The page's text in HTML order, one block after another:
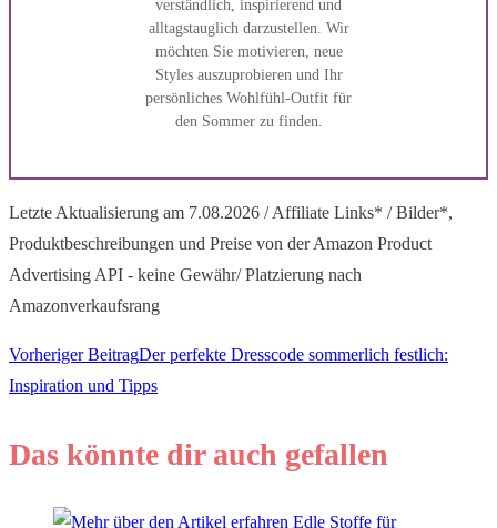
verständlich, inspirierend und
alltagstauglich darzustellen. Wir
möchten Sie motivieren, neue
Styles auszuprobieren und Ihr
persönliches Wohlfühl-Outfit für
den Sommer zu finden.
Letzte Aktualisierung am 7.08.2026 / Affiliate Links* / Bilder*,
Produktbeschreibungen und Preise von der Amazon Product
Advertising API - keine Gewähr/ Platzierung nach
Amazonverkaufsrang
Weitere
ansehen
Vorheriger BeitragDer perfekte Dresscode sommerlich festlich:
Inspiration und Tipps
Das könnte dir auch gefallen